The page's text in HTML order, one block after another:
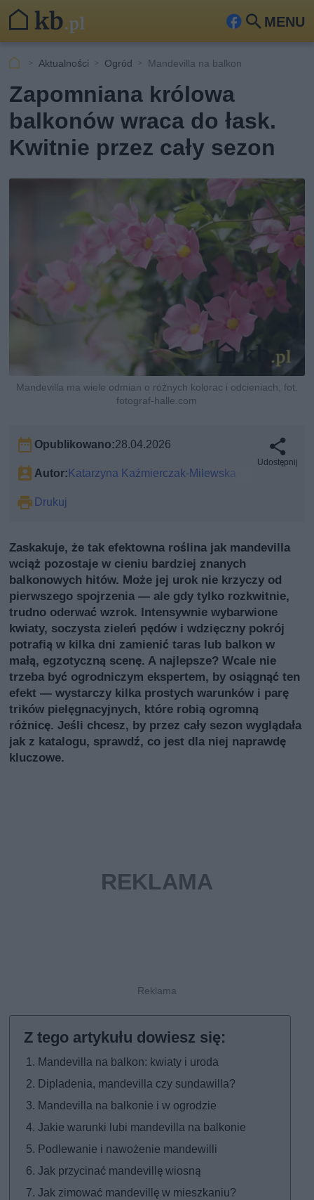
MENU
Fa
ook
Szu
Aktualności Ogród Mandevilla na balkon
Zapomniana królowa
balkonów wraca do łask.
Kwitnie przez cały sezon
Mandevilla ma wiele odmian o różnych kolorac i odcieniach, fot.
fotograf-halle.com
Opublikowano:28.04.2026
Autor:Katarzyna Kaźmierczak-Milewska
Drukuj
Udostępnij
Zaskakuje, że tak efektowna roślina jak mandevilla
wciąż pozostaje w cieniu bardziej znanych
balkonowych hitów. Może jej urok nie krzyczy od
pierwszego spojrzenia — ale gdy tylko rozkwitnie,
trudno oderwać wzrok. Intensywnie wybarwione
kwiaty, soczysta zieleń pędów i wdzięczny pokrój
potrafią w kilka dni zamienić taras lub balkon w
małą, egzotyczną scenę. A najlepsze? Wcale nie
trzeba być ogrodniczym ekspertem, by osiągnąć ten
efekt — wystarczy kilka prostych warunków i parę
trików pielęgnacyjnych, które robią ogromną
różnicę. Jeśli chcesz, by przez cały sezon wyglądała
jak z katalogu, sprawdź, co jest dla niej naprawdę
kluczowe.
Mandevilla na balkon: kwiaty i uroda
Dipladenia, mandevilla czy sundawilla?
Mandevilla na balkonie i w ogrodzie
Jakie warunki lubi mandevilla na balkonie
Podlewanie i nawożenie mandewilli
Jak przycinać mandevillę wiosną
Jak zimować mandevillę w mieszkaniu?